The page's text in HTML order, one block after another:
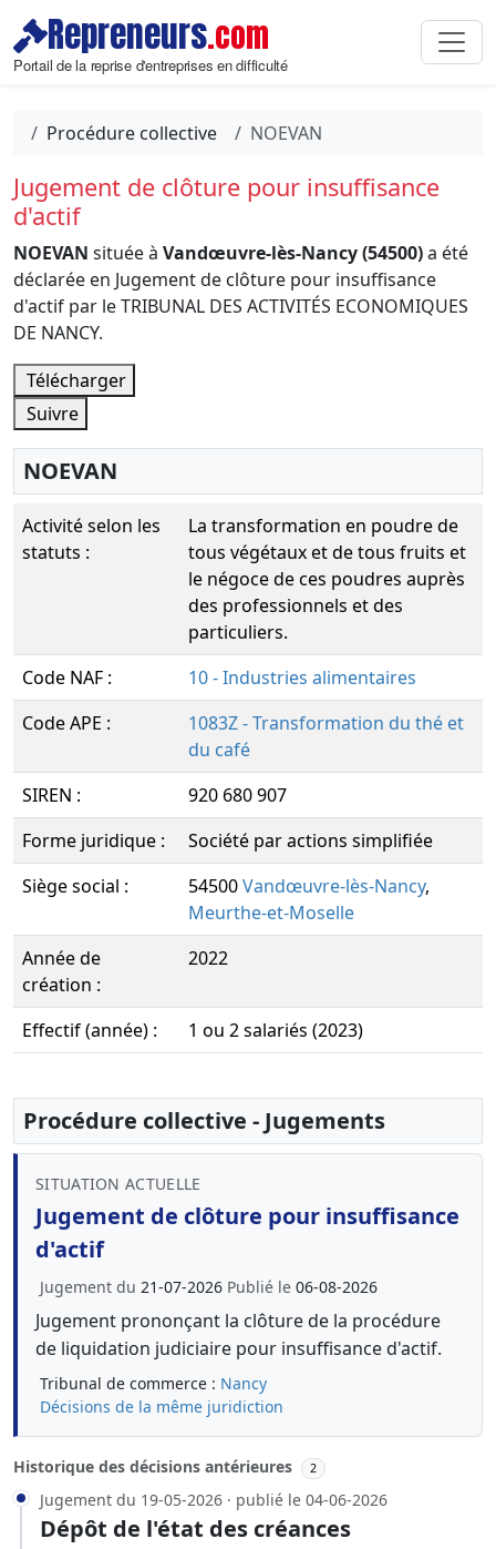
Repreneurs.com
Portail de la reprise d'entreprises en difficulté
Procédure collective NOEVAN
Jugement de clôture pour insuffisance
d'actif
NOEVAN située à Vandœuvre-lès-Nancy (54500)a été
déclarée en Jugement de clôture pour insuffisance
d'actif par le TRIBUNAL DES ACTIVITÉS ECONOMIQUES
DE NANCY.
Télécharger
Suivre
NOEVAN
Activité selon les
statuts :
La transformation en poudre de
tous végétaux et de tous fruits et
le négoce de ces poudres auprès
des professionnels et des
particuliers.
Code NAF :
10 - Industries alimentaires
Code APE :
1083Z - Transformation du thé et
du café
SIREN :
920 680 907
Forme juridique :
Société par actions simplifiée
Siège social :
54500Vandœuvre-lès-Nancy,
Meurthe-et-Moselle
Année de
création :
2022
Effectif (année) : 1 ou 2 salariés (2023)
Procédure collective - Jugements
SITUATION ACTUELLE
Jugement de clôture pour insuffisance
d'actif
Jugement du 21-07-2026 Publié le 06-08-2026
Jugement prononçant la clôture de la procédure
de liquidation judiciaire pour insuffisance d'actif.
Tribunal de commerce : Nancy
Décisions de la même juridiction
Historique des décisions antérieures 2
Jugement du 19-05-2026 · publié le 04-06-2026
Dépôt de l'état des créances